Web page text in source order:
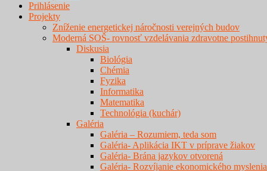
Prihlásenie
Projekty
Zníženie energetickej náročnosti verejných budov
Moderná SOŠ- rovnosť vzdelávania zdravotne
Diskusia
Biológia
Chémia
Fyzika
Informatika
Matematika
Technológia (kuchár)
Galéria
Galéria – Rozumiem, teda som
Galéria- Aplikácia IKT v príprave žiakov
Galéria- Brána jazykov otvorená
Galéria- Rozvíjanie ekonomického myslenia